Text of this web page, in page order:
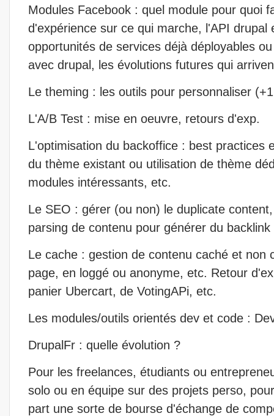
Modules Facebook : quel module pour quoi
d'expérience sur ce qui marche, l'API drupal
opportunités de services déjà déployables
avec drupal, les évolutions futures qui
Le theming : les outils pour personnaliser
L'A/B Test : mise en oeuvre, retours d'exp.
L'optimisation du backoffice : best practices
du thème existant ou utilisation de thème
modules intéressants, etc.
Le SEO : gérer (ou non) le duplicate
parsing de contenu pour générer du
Le cache : gestion de contenu caché et non
page, en loggé ou anonyme, etc. Retour
panier Ubercart, de VotingAPi, etc.
Les modules/outils orientés dev et code :
DrupalFr : quelle évolution ?
Pour les freelances, étudiants ou
solo ou en équipe sur des projets perso,
part une sorte de bourse d'échange de